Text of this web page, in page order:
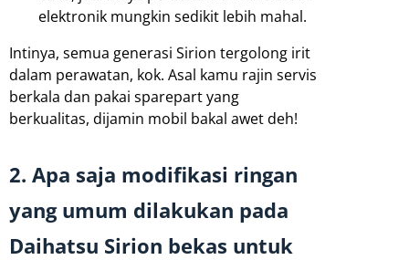
elektronik mungkin sedikit lebih mahal.
Intinya, semua generasi Sirion tergolong irit
dalam perawatan, kok. Asal kamu rajin servis
berkala dan pakai sparepart yang
berkualitas, dijamin mobil bakal awet deh!
2. Apa saja modifikasi ringan
yang umum dilakukan pada
Daihatsu Sirion bekas untuk